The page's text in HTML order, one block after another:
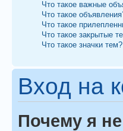
Что такое важные
Что такое
Что такое
Что такое закрытые
Что такое значки тем?
Вход на
Почему я